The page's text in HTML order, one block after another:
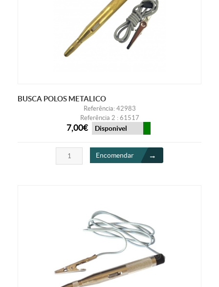
BUSCA POLOS METALICO
Referência: 42983
Referência 2 : 61517
7,00€ Disponivel
Encomendar